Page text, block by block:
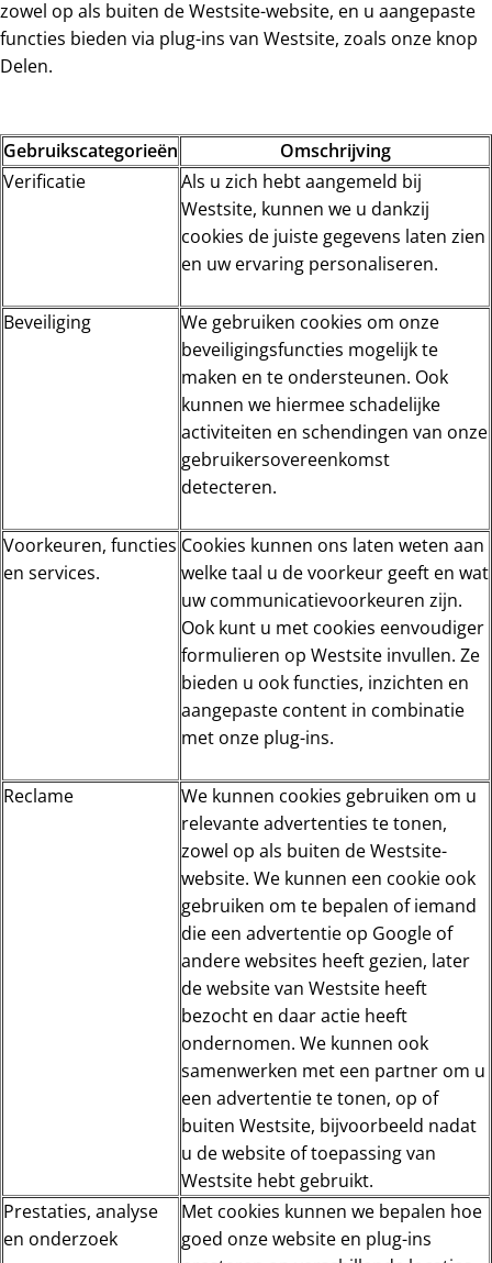
zowel op als buiten de Westsite-website, en u aangepaste
functies bieden via plug-ins van Westsite, zoals onze knop
Delen.
Gebruikscategorieën
Omschrijving
Verificatie
Als u zich hebt aangemeld bij
Westsite, kunnen we u dankzij
cookies de juiste gegevens laten zien
en uw ervaring personaliseren.
Beveiliging
We gebruiken cookies om onze
beveiligingsfuncties mogelijk te
maken en te ondersteunen. Ook
kunnen we hiermee schadelijke
activiteiten en schendingen van onze
gebruikersovereenkomst
detecteren.
Voorkeuren, functies
en services.
Cookies kunnen ons laten weten aan
welke taal u de voorkeur geeft en wat
uw communicatievoorkeuren zijn.
Ook kunt u met cookies eenvoudiger
formulieren op Westsite invullen. Ze
bieden u ook functies, inzichten en
aangepaste content in combinatie
met onze plug-ins.
Reclame
We kunnen cookies gebruiken om u
relevante advertenties te tonen,
zowel op als buiten de Westsite-
website. We kunnen een cookie ook
gebruiken om te bepalen of iemand
die een advertentie op Google of
andere websites heeft gezien, later
de website van Westsite heeft
bezocht en daar actie heeft
ondernomen. We kunnen ook
samenwerken met een partner om u
een advertentie te tonen, op of
buiten Westsite, bijvoorbeeld nadat
u de website of toepassing van
Westsite hebt gebruikt.
Prestaties, analyse
en onderzoek
Met cookies kunnen we bepalen hoe
goed onze website en plug-ins